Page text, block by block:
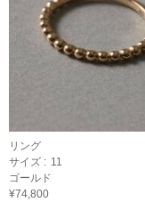
リング
サイズ : 11
ゴールド
¥74,800